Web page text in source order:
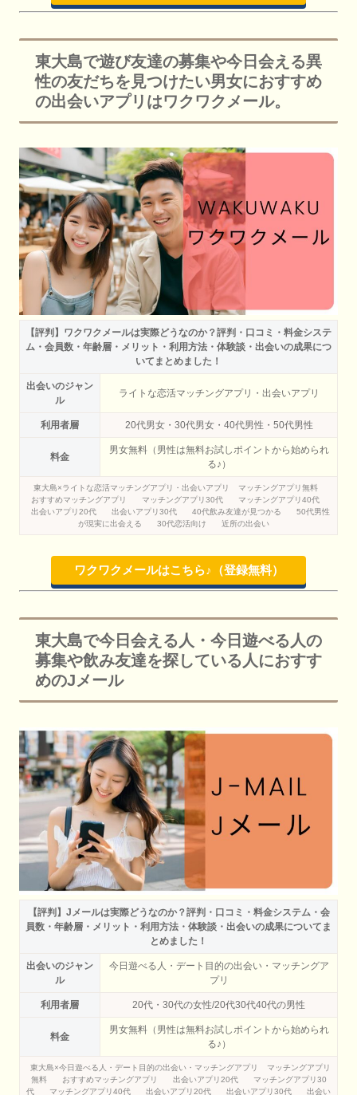
東大島で遊び友達の募集や今日会える異
性の友だちを見つけたい男女におすすめ
の出会いアプリはワクワクメール。
【評判】ワクワクメールは実際どうなのか？評判・口コミ・料金システ
ム・会員数・年齢層・メリット・利用方法・体験談・出会いの成果につ
いてまとめました！
出会いのジャン
ル
ライトな恋活マッチングアプリ・出会いアプリ
利用者層 20代男女・30代男女・40代男性・50代男性
料金
男女無料（男性は無料お試しポイントから始められ
る♪）
東大島×ライトな恋活マッチングアプリ・出会いアプリ
マッチングアプリ無料
おすすめマッチングアプリ
マッチングアプリ30代
マッチングアプリ40代
出会いアプリ20代
出会いアプリ30代 40代飲み友達が見つかる
50代男性
が現実に出会える
30代恋活向け 近所の出会い
ワクワクメールはこちら♪（登録無料）
東大島で今日会える人・今日遊べる人の
募集や飲み友達を探している人におすす
めのJメール
【評判】Jメールは実際どうなのか？評判・口コミ・料金システム・会
員数・年齢層・メリット・利用方法・体験談・出会いの成果についてま
とめました！
出会いのジャン
ル
今日遊べる人・デート目的の出会い・マッチングア
プリ
利用者層 20代・30代の女性/20代30代40代の男性
料金
男女無料（男性は無料お試しポイントから始められ
る♪）
東大島×今日遊べる人・デート目的の出会い・マッチングアプリ
マッチングアプリ
無料
おすすめマッチングアプリ 出会いアプリ20代
マッチングアプリ30
代
マッチングアプリ40代 出会いアプリ20代 出会いアプリ30代 出会い